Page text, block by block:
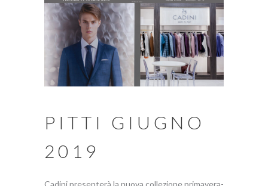
PITTI GIUGNO
2019
Cadini presenterà la nuova collezione primavera-